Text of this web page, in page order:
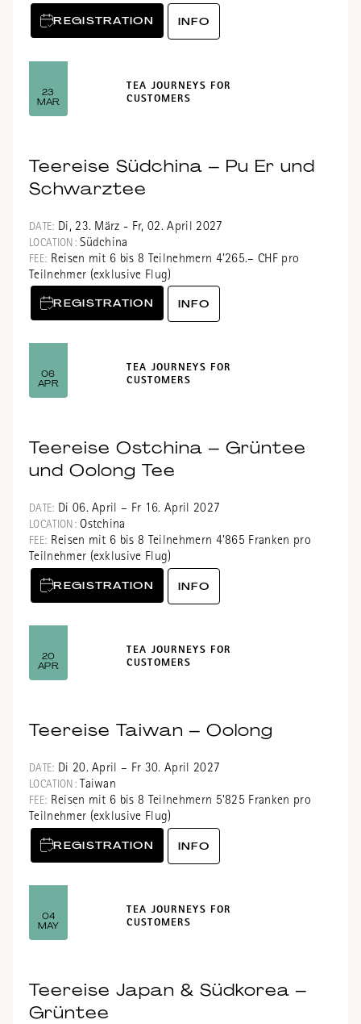
REGISTRATION INFO
23
MAR
TEA JOURNEYS FOR
CUSTOMERS
Teereise Südchina – Pu Er und
Schwarztee
DATE: Di, 23. März - Fr, 02. April 2027
LOCATION:Südchina
FEE: Reisen mit 6 bis 8 Teilnehmern 4'265.– CHF pro
Teilnehmer (exklusive Flug)
REGISTRATION INFO
06
APR
TEA JOURNEYS FOR
CUSTOMERS
Teereise Ostchina – Grüntee
und Oolong Tee
DATE: Di 06. April – Fr 16. April 2027
LOCATION:Ostchina
FEE: Reisen mit 6 bis 8 Teilnehmern 4'865 Franken pro
Teilnehmer (exklusive Flug)
REGISTRATION INFO
20
APR
TEA JOURNEYS FOR
CUSTOMERS
Teereise Taiwan – Oolong
DATE: Di 20. April – Fr 30. April 2027
LOCATION:Taiwan
FEE: Reisen mit 6 bis 8 Teilnehmern 5'825 Franken pro
Teilnehmer (exklusive Flug)
REGISTRATION INFO
04
MAY
TEA JOURNEYS FOR
CUSTOMERS
Teereise Japan & Südkorea –
Grüntee